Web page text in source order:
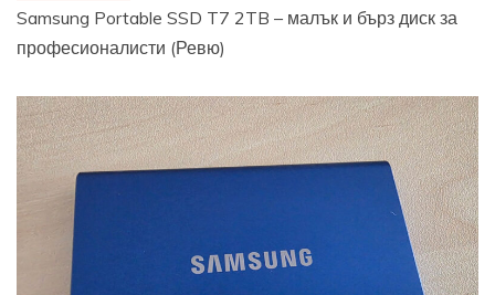
Samsung Portable SSD T7 2TB – малък и бърз диск за
професионалисти (Ревю)